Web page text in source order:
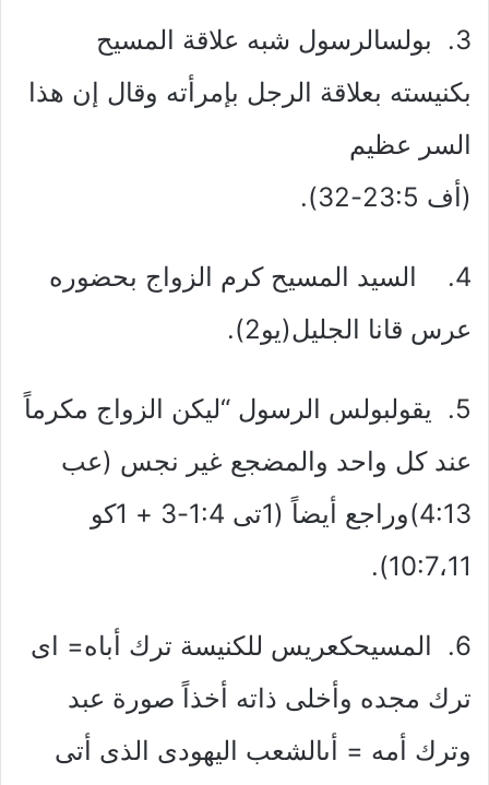
3. بولسالرسول شبه علاقة المسيح
بكنيسته بعلاقة الرجل بإمرأته وقال إن هذا
السر عظيم
(أف 23:5-32).
4. السيد المسيح كرم الزواج بحضوره
عرس قانا الجليل(يو2).
5. يقولبولس الرسول “ليكن الزواج مكرماً
عند كل واحد والمضجع غير نجس (عب
4:13)وراجع أيضاً (1تى 1:4-3 + 1كو
10:7،11).
6. المسيحكعريس للكنيسة ترك أباه= اى
ترك مجده وأخلى ذاته أخذاً صورة عبد
وترك أمه = أىالشعب اليهودى الذى أتى